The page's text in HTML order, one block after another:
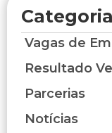
Vagas de
Resultado
Parcerias
Notícias